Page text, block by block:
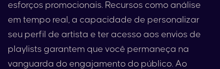
esforços promocionais. Recursos como análise
em tempo real, a capacidade de personalizar
seu perfil de artista e ter acesso aos envios de
playlists garantem que você permaneça na
vanguarda do engajamento do público. Ao